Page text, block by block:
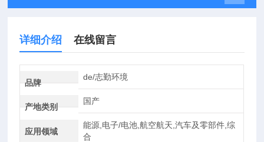
详细介绍 在线留言
品牌
de/志勤环境
产地类别
国产
应用领域
能源,电子/电池,航空航天,汽车及零部件,综
合